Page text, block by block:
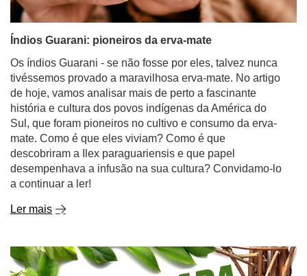
Índios Guarani: pioneiros da erva-mate
Os índios Guarani - se não fosse por eles, talvez nunca
tivéssemos provado a maravilhosa erva-mate. No artigo
de hoje, vamos analisar mais de perto a fascinante
história e cultura dos povos indígenas da América do
Sul, que foram pioneiros no cultivo e consumo da erva-
mate. Como é que eles viviam? Como é que
descobriram a Ilex paraguariensis e que papel
desempenhava a infusão na sua cultura? Convidamo-lo
a continuar a ler!
Ler mais